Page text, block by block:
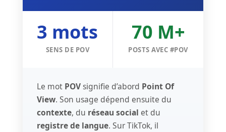
3 mots
SENS DE POV
70 M+
POSTS AVEC #POV
Le mot POVsignifie d’abord Point Of
View. Son usage dépend ensuite du
contexte, du réseau social et du
registre de langue. Sur TikTok, il